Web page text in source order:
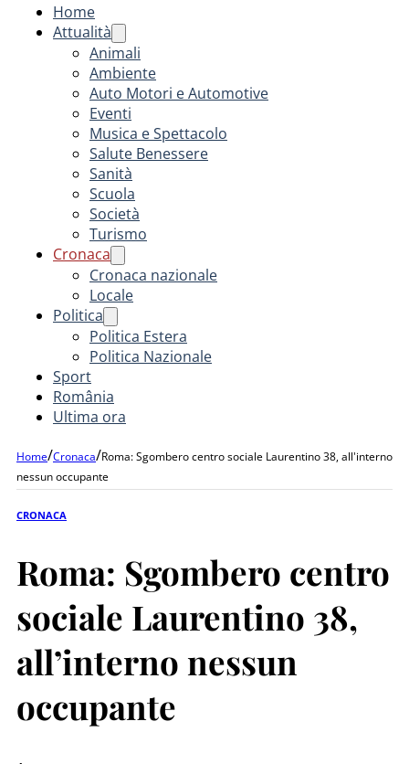
Home
Attualità
Animali
Ambiente
Auto Motori e Automotive
Eventi
Musica e Spettacolo
Salute Benessere
Sanità
Scuola
Società
Turismo
Cronaca
Cronaca nazionale
Locale
Politica
Politica Estera
Politica Nazionale
Sport
România
Ultima ora
Home/Cronaca/Roma: Sgombero centro sociale Laurentino 38, all'interno
nessun occupante
CRONACA
Roma: Sgombero centro
sociale Laurentino 38,
all’interno nessun
occupante